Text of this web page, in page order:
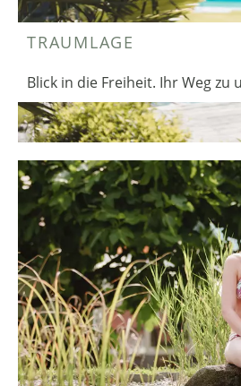
TRAUMLAGE
Blick in die Freiheit. Ihr Weg zu